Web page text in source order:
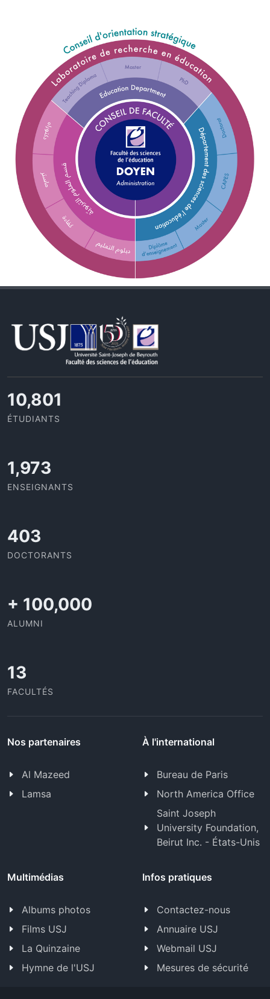
11,727
ÉTUDIANTS
2,142
ENSEIGNANTS
437
DOCTORANTS
+ 100,000
ALUMNI
13
FACULTÉS
Nos partenaires
Al Mazeed
Lamsa
À l'international
Bureau de Paris
North America Office
Saint Joseph
University Foundation,
Beirut Inc. - États-Unis
Multimédias
Albums photos
Films USJ
La Quinzaine
Hymne de l'USJ
Infos pratiques
Contactez-nous
Annuaire USJ
Webmail USJ
Mesures de sécurité